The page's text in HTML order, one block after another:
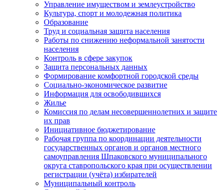
Управление имуществом и землеустройство
Культура, спорт и молодежная политика
Образование
Труд и социальная защита населения
Работы по снижению неформальной занятости
населения
Контроль в сфере закупок
Защита персональных данных
Формирование комфортной городской среды
Социально-экономическое развитие
Информация для освободившихся
Жилье
Комиссия по делам несовершеннолетних и защите
их прав
Инициативное бюджетирование
Рабочая группа по координации деятельности
государственных органов и органов местного
самоуправления Шпаковского муниципального
округа ставропольского края при осуществлении
регистрации (учёта) избирателей
Муниципальный контроль